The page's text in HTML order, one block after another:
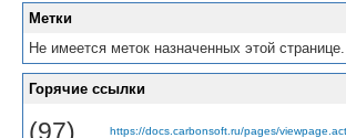
Метки
Не имеется меток назначенных этой странице.
Горячие ссылки
(97) https://docs.carbonsoft.ru/pages/